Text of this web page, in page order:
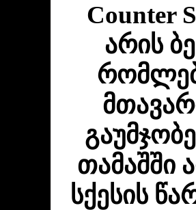
Counter
არის
თამაშში
სქესის